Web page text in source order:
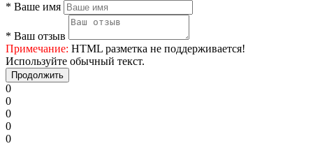
* Ваше имя
* Ваш отзыв
Примечание: HTML разметка не поддерживается!
Используйте обычный текст.
Продолжить
0
0
0
0
0